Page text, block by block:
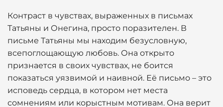
Контраст в чувствах, выраженных в письмах
Татьяны и Онегина, просто поразителен. В
письме Татьяны мы находим безусловную,
всепоглощающую любовь. Она открыто
признается в своих чувствах, не боится
показаться уязвимой и наивной. Её письмо – это
исповедь сердца, в котором нет места
сомнениям или корыстным мотивам. Она верит